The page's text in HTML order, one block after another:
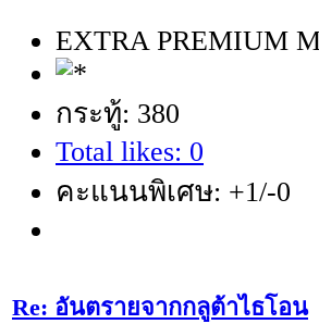
EXTRA PREMIUM
กระทู้: 380
Total likes: 0
คะแนนพิเศษ: +1/-0
Re: อันตรายจากกลูต้าไธโอน